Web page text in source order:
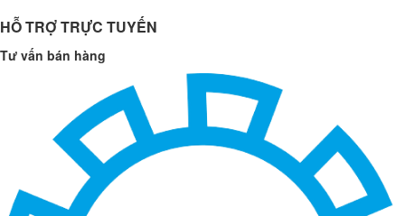
HỖ TRỢ TRỰC TUYẾN
Tư vấn bán hàng